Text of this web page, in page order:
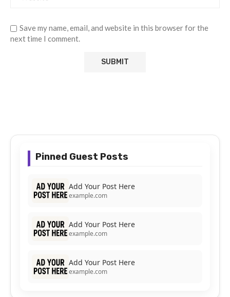
Save my name, email, and website in this browser for the
next time I comment.
Pinned Guest Posts
Add Your Post Here
example.com
Add Your Post Here
example.com
Add Your Post Here
example.com